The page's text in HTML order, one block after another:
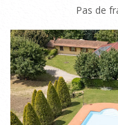
Pas de